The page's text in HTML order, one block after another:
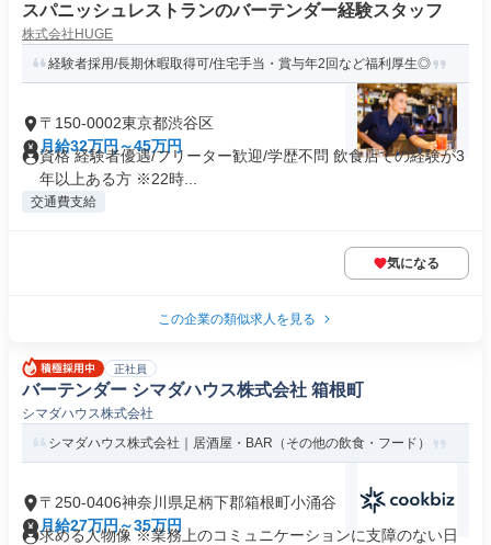
スパニッシュレストランのバーテンダー経験スタッフ
株式会社HUGE
経験者採用/長期休暇取得可/住宅手当・賞与年2回など福利厚生◎
〒150-0002東京都渋谷区
月給32万円～45万円
資格 経験者優遇/フリーター歓迎/学歴不問 飲食店での経験が3
年以上ある方 ※22時...
交通費支給
気になる
この企業の類似求人を見る
正社員
バーテンダー シマダハウス株式会社 箱根町
シマダハウス株式会社
シマダハウス株式会社｜居酒屋・BAR（その他の飲食・フード）
〒250-0406神奈川県足柄下郡箱根町小涌谷
月給27万円～35万円
求める人物像 ※業務上のコミュニケーションに支障のない日